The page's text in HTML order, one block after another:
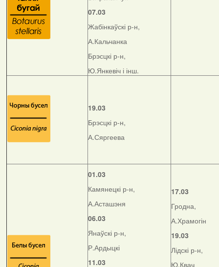
07.03
Жабінкаўскі р-н,
А.Кальчанка
Брэсцкі р-н,
Ю.Янкевіч і інш.
19.03
Брэсцкі р-н,
А.Сяргеева
01.03
Камянецкі р-н,
А.Асташэня
06.03
Янаўскі р-н,
Р.Ардыцкі
11.03
17.03
Гродна,
А.Храмогін
19.03
Лідскі р-н,
Ю.Квач